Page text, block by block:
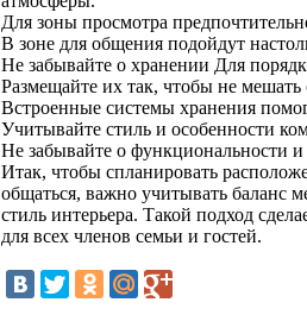
Для зоны просмотра
В зоне для общения подойдут
Не забывайте о хранении Для
Размещайте их так, чтобы не
Встроенные системы хранения
Учитывайте стиль и особенности
Не забывайте о функциональности
Итак, чтобы спланировать
общаться, важно учитывать баланс
стиль интерьера. Такой подход
для всех членов семьи и гостей.